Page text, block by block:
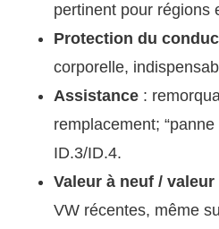
pertinent pour régions
Protection du
corporelle,
Assistance :
remplacement;
ID.3/ID.4.
Valeur à neuf /
VW récentes, même